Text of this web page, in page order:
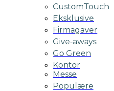
CustomTouch
Eksklusive
Firmagaver
Give-aways
Go Green
Kontor
Messe
Populære